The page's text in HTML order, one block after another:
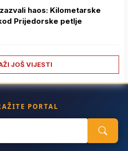
haos: Kilometarske
Prijedorske petlje
JOŠ VIJESTI
PORTAL